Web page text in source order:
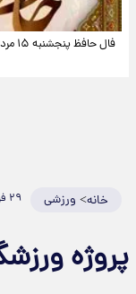
فال حافظ پنجشنبه ۱۵ مرداد ماه ۱۴۰۵
خانه> ورزشی ۲۹ فروردین ۱۴۰۵
پروژه